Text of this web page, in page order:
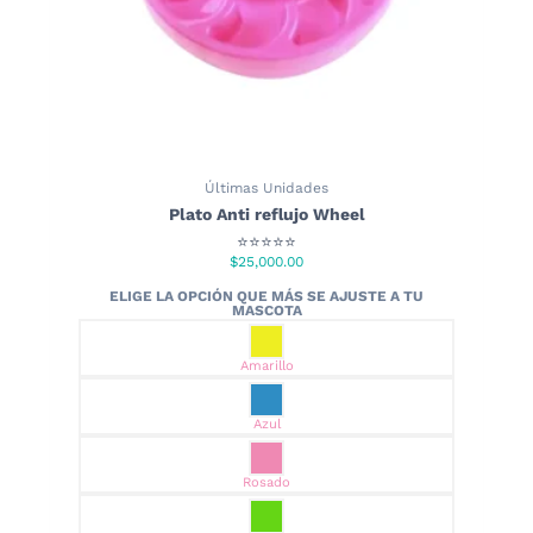
producto
Últimas Unidades
Plato Anti reflujo Wheel
⭐⭐⭐⭐⭐
$25,000.00
Amarillo
Azul
Rosado